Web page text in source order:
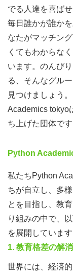
でる人達を喜ば
毎日誰かが誰か
なたがマッチン
くてもわからな
います。のんび
る、そんなグル
見つけましょう
Academics tokyo
ち上げた団体です
Python
私たちPython
ちが自立し、多
とを目指し、教
り組みの中で、
を展開しています
1. 教育格差の解消
世界には、経済